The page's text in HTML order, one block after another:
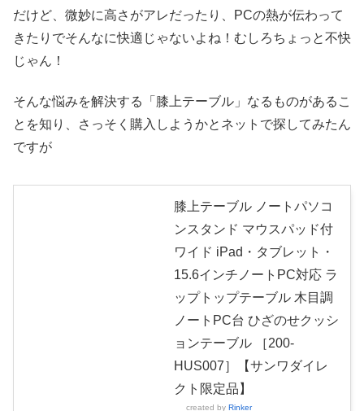
だけど、微妙に高さがアレだったり、PCの熱が伝わって
きたりでそんなに快適じゃないよね！むしろちょっと不快
じゃん！
そんな悩みを解決する「膝上テーブル」なるものがあるこ
とを知り、さっそく購入しようかとネットで探してみたん
ですが
膝上テーブル ノートパソコ
ンスタンド マウスパッド付
ワイド iPad・タブレット・
15.6インチノートPC対応 ラ
ップトップテーブル 木目調
ノートPC台 ひざのせクッシ
ョンテーブル ［200-
HUS007］【サンワダイレ
クト限定品】
created by Rinker